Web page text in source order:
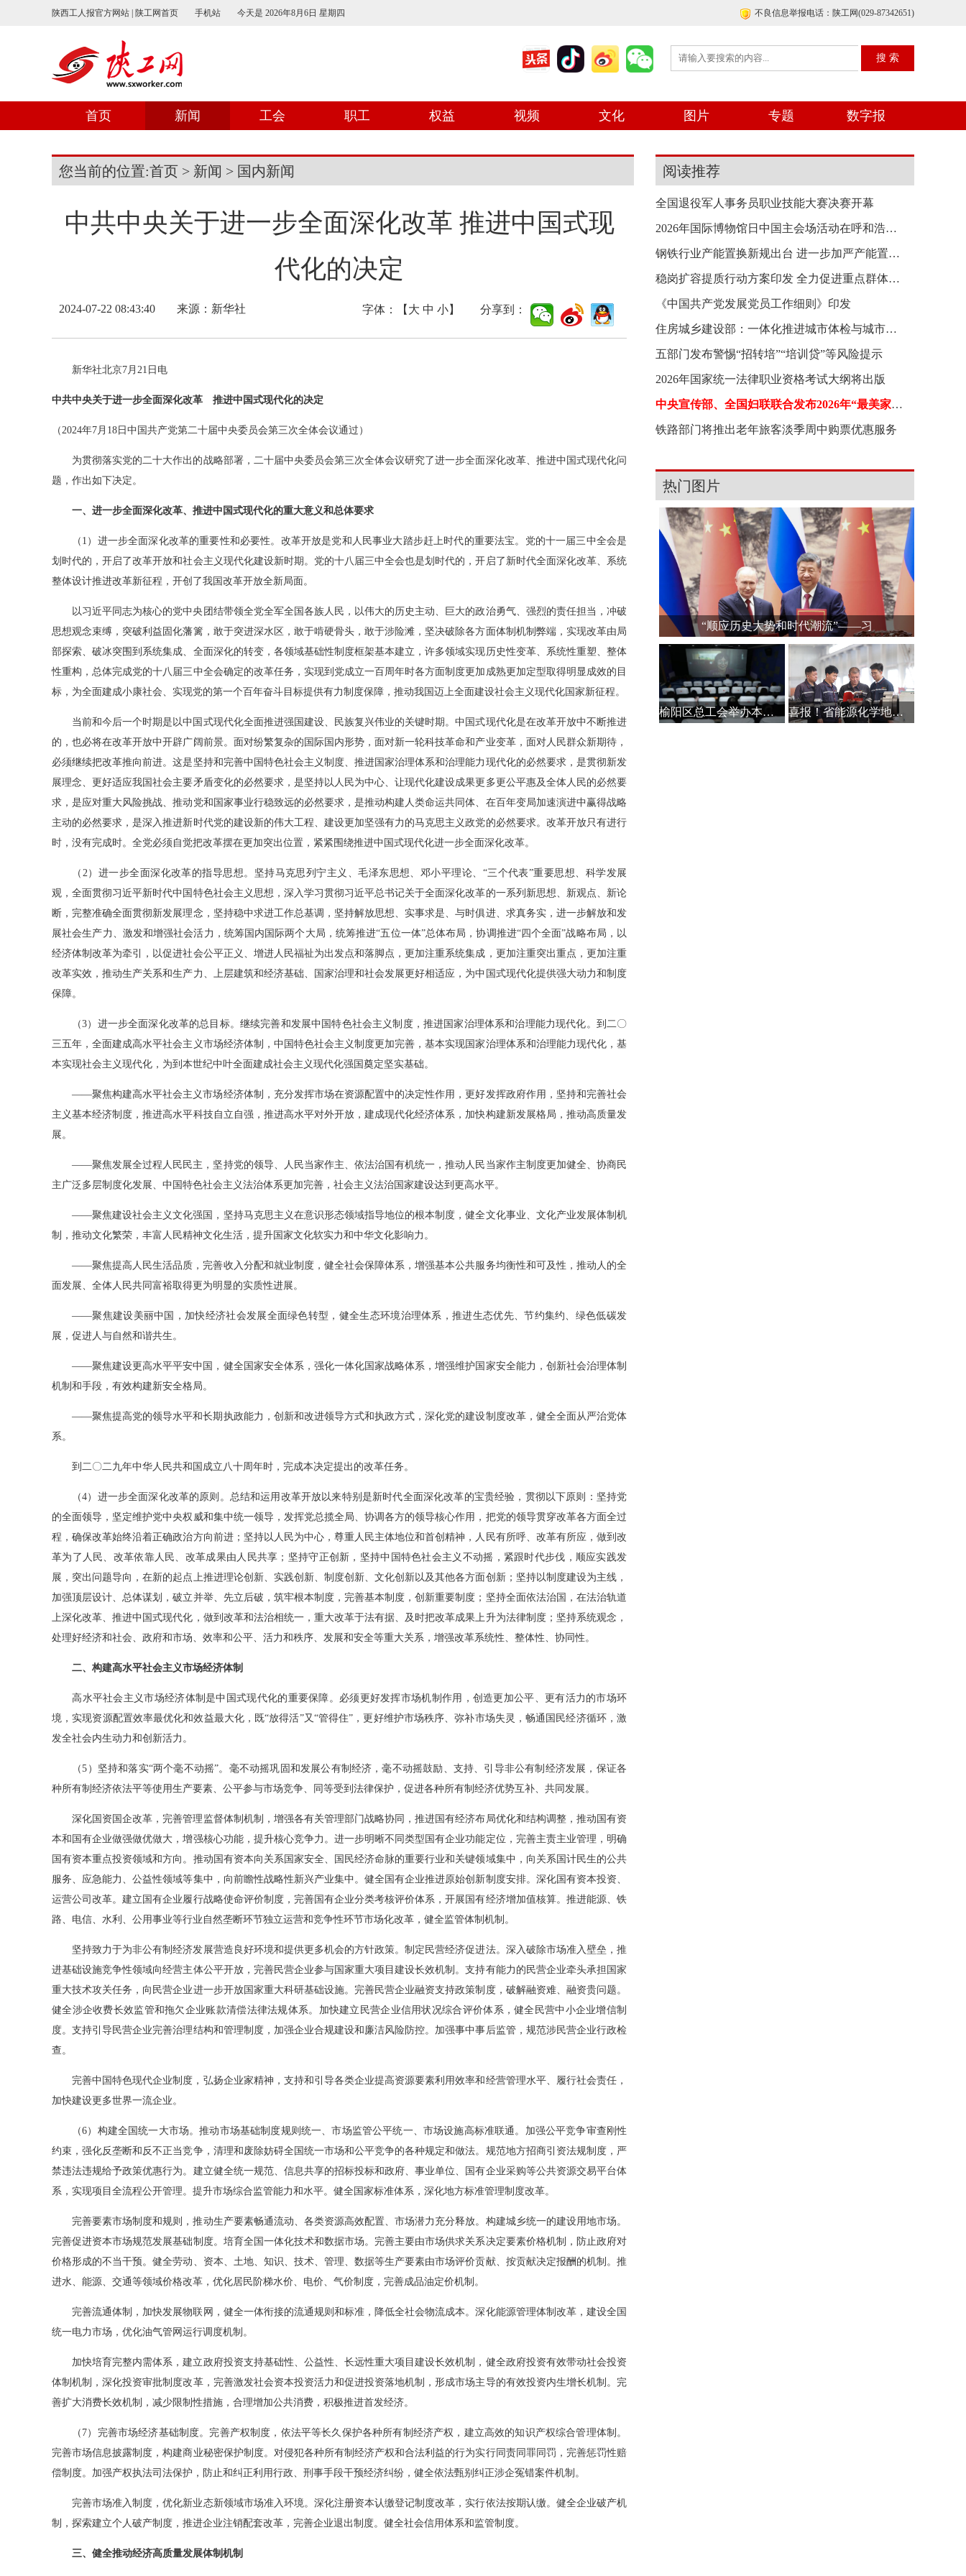
陕西工人报官方网站 | 陕工网首页 手机站 今天是 2026年8月6日 星期四 不良信息举报电话：陕工网(029-87342651)
首页 新闻 工会 职工 权益 视频 文化 图片 专题 数字报
您当前的位置:首页 > 新闻 > 国内新闻
中共中央关于进一步全面深化改革 推进中国式现
代化的决定
2024-07-22 08:43:40 来源： 新华社 字体：【 大 中 小】 分享到：
新华社北京7月21日电
中共中央关于进一步全面深化改革 推进中国式现代化的决定
（2024年7月18日中国共产党第二十届中央委员会第三次全体会议通过）
为贯彻落实党的二十大作出的战略部署，二十届中央委员会第三次全体会议研究了进一步全面深化改革、推进中国式现代化问
题，作出如下决定。
一、进一步全面深化改革、推进中国式现代化的重大意义和总体要求
（1）进一步全面深化改革的重要性和必要性。改革开放是党和人民事业大踏步赶上时代的重要法宝。党的十一届三中全会是
划时代的，开启了改革开放和社会主义现代化建设新时期。党的十八届三中全会也是划时代的，开启了新时代全面深化改革、系统
整体设计推进改革新征程，开创了我国改革开放全新局面。
以习近平同志为核心的党中央团结带领全党全军全国各族人民，以伟大的历史主动、巨大的政治勇气、强烈的责任担当，冲破
思想观念束缚，突破利益固化藩篱，敢于突进深水区，敢于啃硬骨头，敢于涉险滩，坚决破除各方面体制机制弊端，实现改革由局
部探索、破冰突围到系统集成、全面深化的转变，各领域基础性制度框架基本建立，许多领域实现历史性变革、系统性重塑、整体
性重构，总体完成党的十八届三中全会确定的改革任务，实现到党成立一百周年时各方面制度更加成熟更加定型取得明显成效的目
标，为全面建成小康社会、实现党的第一个百年奋斗目标提供有力制度保障，推动我国迈上全面建设社会主义现代化国家新征程。
当前和今后一个时期是以中国式现代化全面推进强国建设、民族复兴伟业的关键时期。中国式现代化是在改革开放中不断推进
的，也必将在改革开放中开辟广阔前景。面对纷繁复杂的国际国内形势，面对新一轮科技革命和产业变革，面对人民群众新期待，
必须继续把改革推向前进。这是坚持和完善中国特色社会主义制度、推进国家治理体系和治理能力现代化的必然要求，是贯彻新发
展理念、更好适应我国社会主要矛盾变化的必然要求，是坚持以人民为中心、让现代化建设成果更多更公平惠及全体人民的必然要
求，是应对重大风险挑战、推动党和国家事业行稳致远的必然要求，是推动构建人类命运共同体、在百年变局加速演进中赢得战略
主动的必然要求，是深入推进新时代党的建设新的伟大工程、建设更加坚强有力的马克思主义政党的必然要求。改革开放只有进行
时，没有完成时。全党必须自觉把改革摆在更加突出位置，紧紧围绕推进中国式现代化进一步全面深化改革。
（2）进一步全面深化改革的指导思想。坚持马克思列宁主义、毛泽东思想、邓小平理论、“三个代表”重要思想、科学发展
观，全面贯彻习近平新时代中国特色社会主义思想，深入学习贯彻习近平总书记关于全面深化改革的一系列新思想、新观点、新论
断，完整准确全面贯彻新发展理念，坚持稳中求进工作总基调，坚持解放思想、实事求是、与时俱进、求真务实，进一步解放和发
展社会生产力、激发和增强社会活力，统筹国内国际两个大局，统筹推进“五位一体”总体布局，协调推进“四个全面”战略布局，以
经济体制改革为牵引，以促进社会公平正义、增进人民福祉为出发点和落脚点，更加注重系统集成，更加注重突出重点，更加注重
改革实效，推动生产关系和生产力、上层建筑和经济基础、国家治理和社会发展更好相适应，为中国式现代化提供强大动力和制度
保障。
（3）进一步全面深化改革的总目标。继续完善和发展中国特色社会主义制度，推进国家治理体系和治理能力现代化。到二〇
三五年，全面建成高水平社会主义市场经济体制，中国特色社会主义制度更加完善，基本实现国家治理体系和治理能力现代化，基
本实现社会主义现代化，为到本世纪中叶全面建成社会主义现代化强国奠定坚实基础。
——聚焦构建高水平社会主义市场经济体制，充分发挥市场在资源配置中的决定性作用，更好发挥政府作用，坚持和完善社会
主义基本经济制度，推进高水平科技自立自强，推进高水平对外开放，建成现代化经济体系，加快构建新发展格局，推动高质量发
展。
——聚焦发展全过程人民民主，坚持党的领导、人民当家作主、依法治国有机统一，推动人民当家作主制度更加健全、协商民
主广泛多层制度化发展、中国特色社会主义法治体系更加完善，社会主义法治国家建设达到更高水平。
——聚焦建设社会主义文化强国，坚持马克思主义在意识形态领域指导地位的根本制度，健全文化事业、文化产业发展体制机
制，推动文化繁荣，丰富人民精神文化生活，提升国家文化软实力和中华文化影响力。
——聚焦提高人民生活品质，完善收入分配和就业制度，健全社会保障体系，增强基本公共服务均衡性和可及性，推动人的全
面发展、全体人民共同富裕取得更为明显的实质性进展。
——聚焦建设美丽中国，加快经济社会发展全面绿色转型，健全生态环境治理体系，推进生态优先、节约集约、绿色低碳发
展，促进人与自然和谐共生。
——聚焦建设更高水平平安中国，健全国家安全体系，强化一体化国家战略体系，增强维护国家安全能力，创新社会治理体制
机制和手段，有效构建新安全格局。
——聚焦提高党的领导水平和长期执政能力，创新和改进领导方式和执政方式，深化党的建设制度改革，健全全面从严治党体
系。
到二〇二九年中华人民共和国成立八十周年时，完成本决定提出的改革任务。
（4）进一步全面深化改革的原则。总结和运用改革开放以来特别是新时代全面深化改革的宝贵经验，贯彻以下原则：坚持党
的全面领导，坚定维护党中央权威和集中统一领导，发挥党总揽全局、协调各方的领导核心作用，把党的领导贯穿改革各方面全过
程，确保改革始终沿着正确政治方向前进；坚持以人民为中心，尊重人民主体地位和首创精神，人民有所呼、改革有所应，做到改
革为了人民、改革依靠人民、改革成果由人民共享；坚持守正创新，坚持中国特色社会主义不动摇，紧跟时代步伐，顺应实践发
展，突出问题导向，在新的起点上推进理论创新、实践创新、制度创新、文化创新以及其他各方面创新；坚持以制度建设为主线，
加强顶层设计、总体谋划，破立并举、先立后破，筑牢根本制度，完善基本制度，创新重要制度；坚持全面依法治国，在法治轨道
上深化改革、推进中国式现代化，做到改革和法治相统一，重大改革于法有据、及时把改革成果上升为法律制度；坚持系统观念，
处理好经济和社会、政府和市场、效率和公平、活力和秩序、发展和安全等重大关系，增强改革系统性、整体性、协同性。
二、构建高水平社会主义市场经济体制
高水平社会主义市场经济体制是中国式现代化的重要保障。必须更好发挥市场机制作用，创造更加公平、更有活力的市场环
境，实现资源配置效率最优化和效益最大化，既“放得活”又“管得住”，更好维护市场秩序、弥补市场失灵，畅通国民经济循环，激
发全社会内生动力和创新活力。
（5）坚持和落实“两个毫不动摇”。毫不动摇巩固和发展公有制经济，毫不动摇鼓励、支持、引导非公有制经济发展，保证各
种所有制经济依法平等使用生产要素、公平参与市场竞争、同等受到法律保护，促进各种所有制经济优势互补、共同发展。
深化国资国企改革，完善管理监督体制机制，增强各有关管理部门战略协同，推进国有经济布局优化和结构调整，推动国有资
本和国有企业做强做优做大，增强核心功能，提升核心竞争力。进一步明晰不同类型国有企业功能定位，完善主责主业管理，明确
国有资本重点投资领域和方向。推动国有资本向关系国家安全、国民经济命脉的重要行业和关键领域集中，向关系国计民生的公共
服务、应急能力、公益性领域等集中，向前瞻性战略性新兴产业集中。健全国有企业推进原始创新制度安排。深化国有资本投资、
运营公司改革。建立国有企业履行战略使命评价制度，完善国有企业分类考核评价体系，开展国有经济增加值核算。推进能源、铁
路、电信、水利、公用事业等行业自然垄断环节独立运营和竞争性环节市场化改革，健全监管体制机制。
坚持致力于为非公有制经济发展营造良好环境和提供更多机会的方针政策。制定民营经济促进法。深入破除市场准入壁垒，推
进基础设施竞争性领域向经营主体公平开放，完善民营企业参与国家重大项目建设长效机制。支持有能力的民营企业牵头承担国家
重大技术攻关任务，向民营企业进一步开放国家重大科研基础设施。完善民营企业融资支持政策制度，破解融资难、融资贵问题。
健全涉企收费长效监管和拖欠企业账款清偿法律法规体系。加快建立民营企业信用状况综合评价体系，健全民营中小企业增信制
度。支持引导民营企业完善治理结构和管理制度，加强企业合规建设和廉洁风险防控。加强事中事后监管，规范涉民营企业行政检
查。
完善中国特色现代企业制度，弘扬企业家精神，支持和引导各类企业提高资源要素利用效率和经营管理水平、履行社会责任，
加快建设更多世界一流企业。
（6）构建全国统一大市场。推动市场基础制度规则统一、市场监管公平统一、市场设施高标准联通。加强公平竞争审查刚性
约束，强化反垄断和反不正当竞争，清理和废除妨碍全国统一市场和公平竞争的各种规定和做法。规范地方招商引资法规制度，严
禁违法违规给予政策优惠行为。建立健全统一规范、信息共享的招标投标和政府、事业单位、国有企业采购等公共资源交易平台体
系，实现项目全流程公开管理。提升市场综合监管能力和水平。健全国家标准体系，深化地方标准管理制度改革。
完善要素市场制度和规则，推动生产要素畅通流动、各类资源高效配置、市场潜力充分释放。构建城乡统一的建设用地市场。
完善促进资本市场规范发展基础制度。培育全国一体化技术和数据市场。完善主要由市场供求关系决定要素价格机制，防止政府对
价格形成的不当干预。健全劳动、资本、土地、知识、技术、管理、数据等生产要素由市场评价贡献、按贡献决定报酬的机制。推
进水、能源、交通等领域价格改革，优化居民阶梯水价、电价、气价制度，完善成品油定价机制。
完善流通体制，加快发展物联网，健全一体衔接的流通规则和标准，降低全社会物流成本。深化能源管理体制改革，建设全国
统一电力市场，优化油气管网运行调度机制。
加快培育完整内需体系，建立政府投资支持基础性、公益性、长远性重大项目建设长效机制，健全政府投资有效带动社会投资
体制机制，深化投资审批制度改革，完善激发社会资本投资活力和促进投资落地机制，形成市场主导的有效投资内生增长机制。完
善扩大消费长效机制，减少限制性措施，合理增加公共消费，积极推进首发经济。
（7）完善市场经济基础制度。完善产权制度，依法平等长久保护各种所有制经济产权，建立高效的知识产权综合管理体制。
完善市场信息披露制度，构建商业秘密保护制度。对侵犯各种所有制经济产权和合法利益的行为实行同责同罪同罚，完善惩罚性赔
偿制度。加强产权执法司法保护，防止和纠正利用行政、刑事手段干预经济纠纷，健全依法甄别纠正涉企冤错案件机制。
完善市场准入制度，优化新业态新领域市场准入环境。深化注册资本认缴登记制度改革，实行依法按期认缴。健全企业破产机
制，探索建立个人破产制度，推进企业注销配套改革，完善企业退出制度。健全社会信用体系和监管制度。
三、健全推动经济高质量发展体制机制
阅读推荐
全国退役军人事务员职业技能大赛决赛开幕
2026年国际博物馆日中国主会场活动在呼和浩特举行
钢铁行业产能置换新规出台 进一步加严产能置换要
稳岗扩容提质行动方案印发 全力促进重点群体就业
《中国共产党发展党员工作细则》印发
住房城乡建设部：一体化推进城市体检与城市更新
五部门发布警惕“招转培”“培训贷”等风险提示
2026年国家统一法律职业资格考试大纲将出版
中央宣传部、全国妇联联合发布2026年“最美家庭”
铁路部门将推出老年旅客淡季周中购票优惠服务
热门图片
“顺应历史大势和时代潮流”——习
榆阳区总工会举办本土作家白保林创 喜报！省能源化学地质工会系统主题